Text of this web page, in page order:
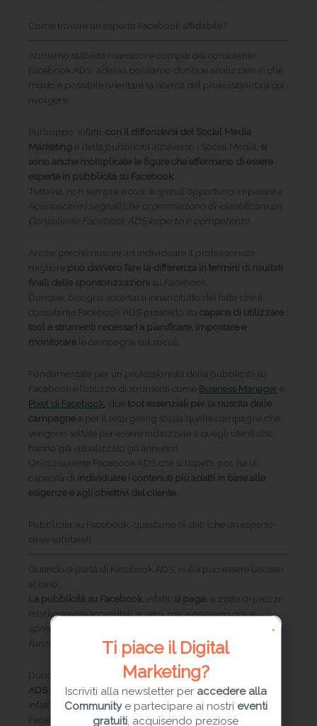
Come trovare un esperto Facebook affidabile?
Abbiamo stabilito mansioni e compiti del consulente
Facebook ADS; adesso possiamo dunque analizzare in che
modo è possibile orientare la ricerca del professionista a cui
rivolgersi.
Purtroppo, infatti, con il diffondersi del Social Media
Marketing e della pubblicità attraverso i Social Media, si
sono anche moltiplicate le figure che affermano di essere
esperte in pubblicità su Facebook
Tuttavia, non sempre è così: è quindi opportuno imparare a
riconoscere i segnali che ci permettono di identificare un
Consulente Facebook ADS esperto e competente
Anche perché riuscire ad individuare il professionista
migliore può davvero fare la differenza in termini di risultati
finali delle sponsorizzazioni su Facebook.
Dunque, bisogna accertarsi innanzitutto del fatto che il
consulente Facebook ADS prescelto sia capace di utilizzare
tool e strumenti necessari a pianificare, impostare e
monitorare le campagne sul social.
Fondamentale per un professionista della pubblicità su
Facebook è l’utilizzo di strumenti come Business Managere
Pixel di Facebook , due
tool essenziali per la riuscita delle
campagnee per il retargeting (ossia quelle campagne che
vengono settate per essere indirizzate a quegli utenti che
hanno già visualizzato gli annunci).
Un consulente Facebook ADS che si rispetti, poi, ha la
capacità di individuare i contenuti più adatti in base alle
esigenze e agli obiettivi del cliente.
Pubblicità su Facebook: questione di dati (che un esperto
deve valutare!)
Quando si parla di Facebook ADS, nulla può essere lasciato
al caso.
La pubblicità su Facebook , infatti, si paga ; si tratta di prezzi
relativamente accessibili, è vero, maa nessuno piace
sprecare il proprio denaro in azioni e strategie che non
funzionano.
Dunque, sarebbe benescegliere un consulente Facebook
ADS che sappia pensare e agire in base ai dati. I dati sono
infatti la parte fondamentale delle strategie pubblicitarie su
Facebook.
Ti piace il Digital
Marketing?
Iscriviti alla newsletter per accedere alla
Communitye partecipare ai nostri eventi
gratuiti , acquisendo preziose